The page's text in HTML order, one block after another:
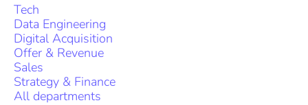
Tech
Data Engineering
Digital Acquisition
Offer & Revenue
Sales
Strategy & Finance
All departments